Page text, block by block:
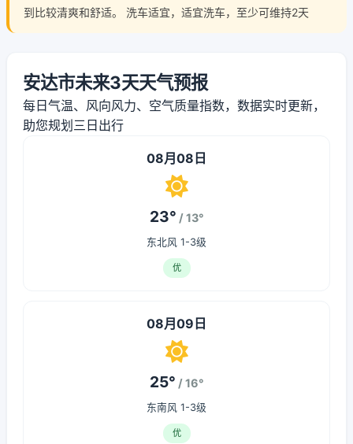
到比较清爽和舒适。 洗车适宜，适宜洗车，至少可维持2天
安达市未来3天天气预报
每日气温、风向风力、空气质量指数，数据实时更新，
助您规划三日出行
08月08日
23° / 13°
东北风 1-3级
优
08月09日
25° / 16°
东南风 1-3级
优